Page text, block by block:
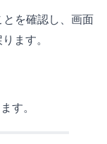
を確認し、画面
ます。
す。